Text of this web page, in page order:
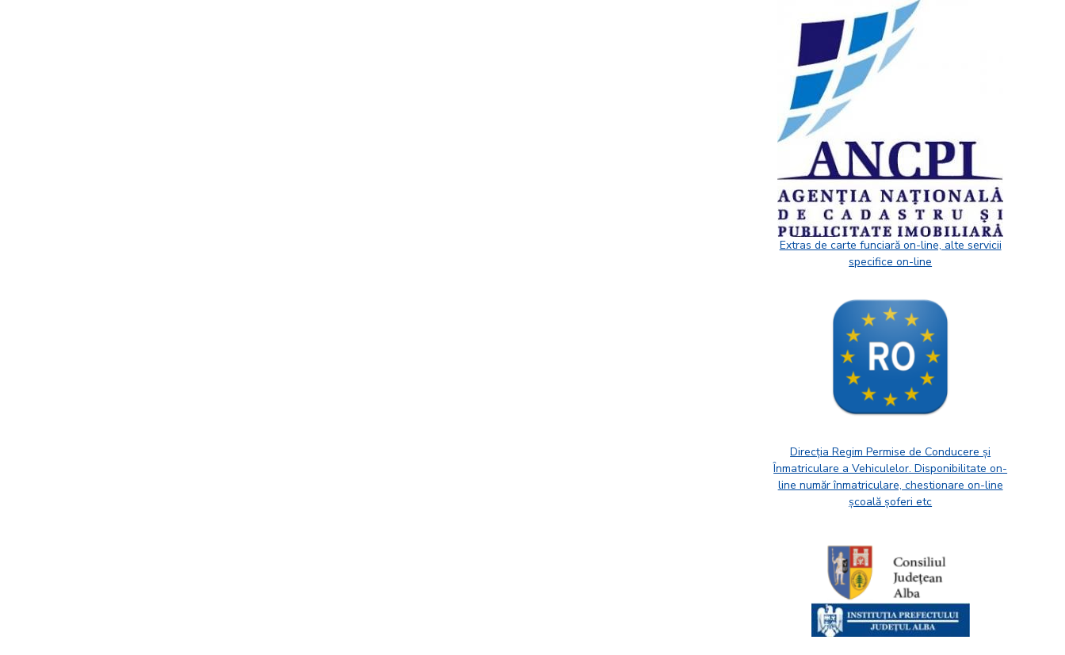
Extras de carte funciară on-line, alte servicii
specifice on-line
Direcția Regim Permise de Conducere și
Înmatriculare a Vehiculelor. Disponibilitate on-
line număr înmatriculare, chestionare on-line
școală șoferi etc